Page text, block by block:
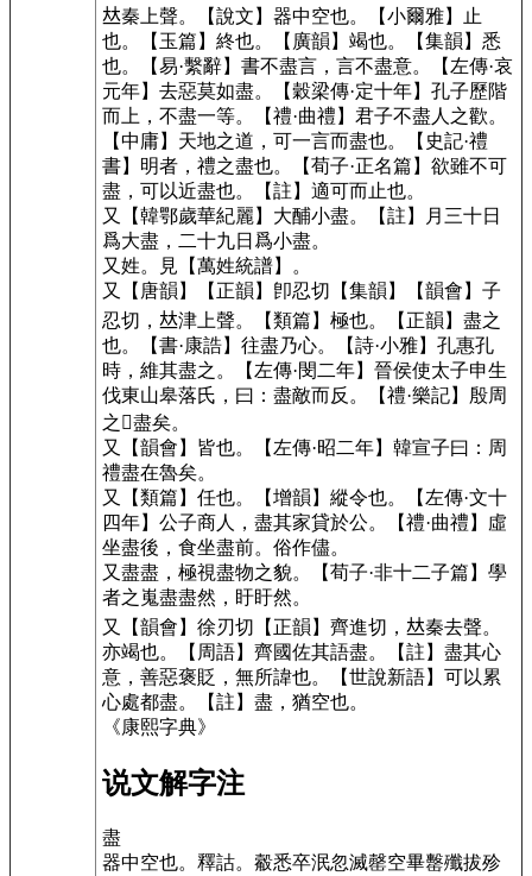
𠀤秦上聲。
【說文】 器中空也。 【小爾雅】 止
也。
【玉篇】 終也。 【廣韻】 竭也。 【集韻】 悉
也。
【易·繫辭】 書不盡言，言不盡意。
【左傳·哀
元年】 去惡莫如盡。 【穀梁傳·定十年】 孔子歷階
而上，不盡一等。
【禮·曲禮】 君子不盡人之歡。
【中庸】 天地之道，可一言而盡也。
【史記·禮
書】 明者，禮之盡也。 【荀子·正名篇】 欲雖不可
盡，可以近盡也。
【註】適可而止也。
又
【韓鄂歲華紀麗】 大酺小盡。
【註】月三十日
爲大盡，二十九日爲小盡。
又姓。見 【萬姓統譜】 。
又
【唐韻】 【正韻】 卽忍切 【集韻】 【韻會】 子
忍切 ，𠀤津上聲。 【類篇】 極也。 【正韻】 盡之
也。
【書·康誥】 往盡乃心。 【詩·小雅】 孔惠孔
時，維其盡之。
【左傳·閔二年】 晉侯使太子申生
伐東山皋落氏，曰：盡敵而反。
【禮·樂記】 殷周
之𣠋盡矣。
又
【韻會】 皆也。 【左傳·昭二年】 韓宣子曰：周
禮盡在魯矣。
又
【類篇】 任也。 【增韻】 縱令也。
【左傳·文十
四年】 公子商人，盡其家貸於公。 【禮·曲禮】 虛
坐盡後，食坐盡前。俗作儘。
又盡盡，極視盡物之貌。
【荀子·非十二子篇】 學
者之嵬盡盡然，盱盱然。
又
【韻會】 徐刃切 【正韻】 齊進切 ，𠀤秦去聲。
亦竭也。
【周語】 齊國佐其語盡。
【註】盡其心
意，善惡褒貶，無所諱也。
【世說新語】 可以累
心處都盡。
【註】盡，猶空也。
《康熙字典》
说文解字注
盡
器中空也。 釋詁。觳悉卒泯忽滅罄空畢罊殲拔殄